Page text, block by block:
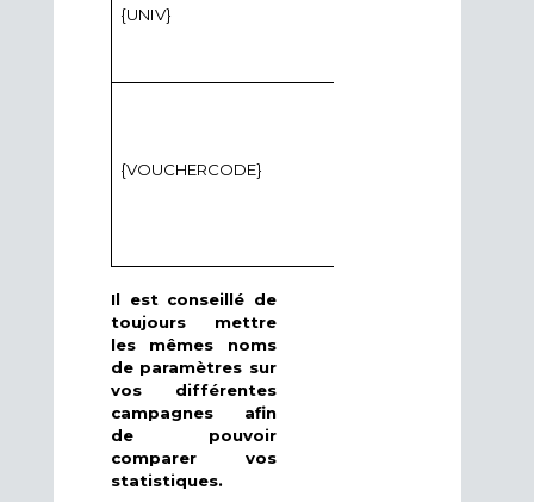
{UNIV}
{VOUCHERCODE}
Il est conseillé de
toujours mettre
les mêmes noms
de paramètres sur
vos différentes
campagnes afin
de pouvoir
comparer vos
statistiques.